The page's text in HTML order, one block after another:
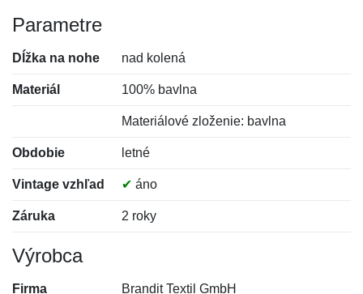
Parametre
Dĺžka na nohe nad kolená
Materiál 100% bavlna
Materiálové zloženie: bavlna
Obdobie letné
Vintage vzhľad ✔ áno
Záruka 2 roky
Výrobca
Firma Brandit Textil GmbH